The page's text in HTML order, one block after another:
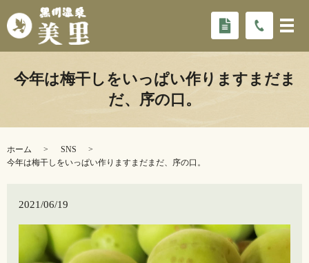
今年は梅干しをいっぱい作りますまだま
だ、序の口。
ホーム
SNS
今年は梅干しをいっぱい作りますまだまだ、序の口。
2021/06/19